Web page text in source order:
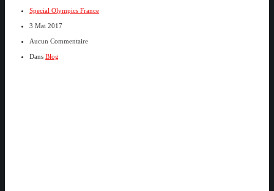
Special Olympics France
3 Mai 2017
Aucun Commentaire
Dans Blog